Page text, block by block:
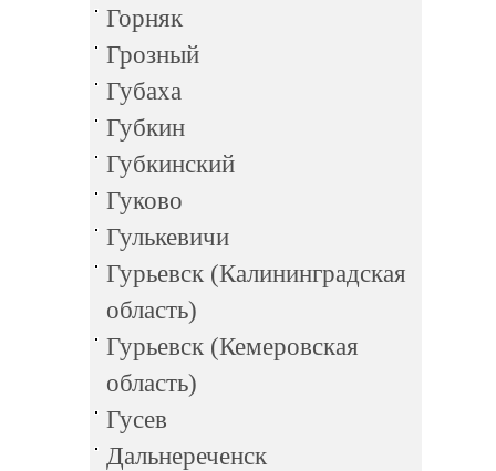
Горняк
Грозный
Губаха
Губкин
Губкинский
Гуково
Гулькевичи
Гурьевск (Калининградская
область)
Гурьевск (Кемеровская
область)
Гусев
Дальнереченск